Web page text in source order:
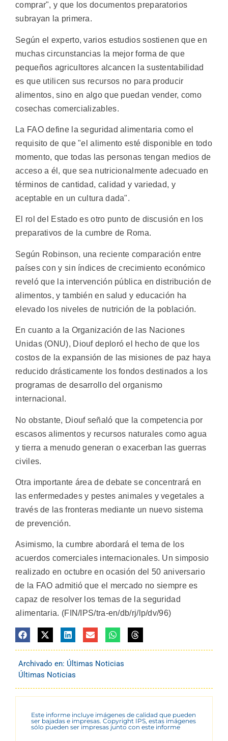
comprar", y que los documentos preparatorios
subrayan la primera.
Según el experto, varios estudios sostienen que en
muchas circunstancias la mejor forma de que
pequeños agricultores alcancen la sustentabilidad
es que utilicen sus recursos no para producir
alimentos, sino en algo que puedan vender, como
cosechas comercializables.
La FAO define la seguridad alimentaria como el
requisito de que "el alimento esté disponible en todo
momento, que todas las personas tengan medios de
acceso a él, que sea nutricionalmente adecuado en
términos de cantidad, calidad y variedad, y
aceptable en un cultura dada".
El rol del Estado es otro punto de discusión en los
preparativos de la cumbre de Roma.
Según Robinson, una reciente comparación entre
países con y sin índices de crecimiento económico
reveló que la intervención pública en distribución de
alimentos, y también en salud y educación ha
elevado los niveles de nutrición de la población.
En cuanto a la Organización de las Naciones
Unidas (ONU), Diouf deploró el hecho de que los
costos de la expansión de las misiones de paz haya
reducido drásticamente los fondos destinados a los
programas de desarrollo del organismo
internacional.
No obstante, Diouf señaló que la competencia por
escasos alimentos y recursos naturales como agua
y tierra a menudo generan o exacerban las guerras
civiles.
Otra importante área de debate se concentrará en
las enfermedades y pestes animales y vegetales a
través de las fronteras mediante un nuevo sistema
de prevención.
Asimismo, la cumbre abordará el tema de los
acuerdos comerciales internacionales. Un simposio
realizado en octubre en ocasión del 50 aniversario
de la FAO admitió que el mercado no siempre es
capaz de resolver los temas de la seguridad
alimentaria. (FIN/IPS/tra-en/db/rj/lp/dv/96)
Archivado en: Últimas Noticias
Últimas Noticias
Este informe incluye imágenes de calidad que pueden
ser bajadas e impresas. Copyright IPS, estas imágenes
sólo pueden ser impresas junto con este informe